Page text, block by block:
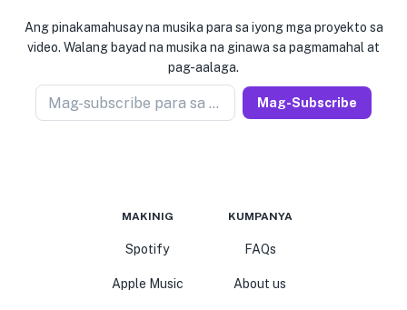
Ang pinakamahusay na musika para sa iyong mga proyekto sa
video. Walang bayad na musika na ginawa sa pagmamahal at
pag-aalaga.
Mag-subscribe para sa newseller Mag-Subscribe
MAKINIG
Spotify
Apple Music
KUMPANYA
FAQs
About us